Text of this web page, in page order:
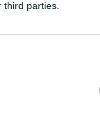
parties.